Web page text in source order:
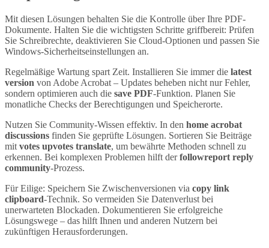
Mit diesen Lösungen behalten Sie die Kontrolle über Ihre PDF-
Dokumente. Halten Sie die wichtigsten Schritte griffbereit: Prüfen
Sie Schreibrechte, deaktivieren Sie Cloud-Optionen und passen Sie
Windows-Sicherheitseinstellungen an.
Regelmäßige Wartung spart Zeit. Installieren Sie immer die latest
version von Adobe Acrobat – Updates beheben nicht nur Fehler,
sondern optimieren auch die save PDF-Funktion. Planen Sie
monatliche Checks der Berechtigungen und Speicherorte.
Nutzen Sie Community-Wissen effektiv. In den home acrobat
discussions finden Sie geprüfte Lösungen. Sortieren Sie Beiträge
mit votes upvotes translate, um bewährte Methoden schnell zu
erkennen. Bei komplexen Problemen hilft derfollowreport reply
community-Prozess.
Für Eilige: Speichern Sie Zwischenversionen via copy link
clipboard-Technik. So vermeiden Sie Datenverlust bei
unerwarteten Blockaden. Dokumentieren Sie erfolgreiche
Lösungswege – das hilft Ihnen und anderen Nutzern bei
zukünftigen Herausforderungen.